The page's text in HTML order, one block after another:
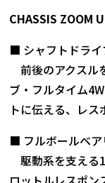
CHASSIS ZOOM
■ シャフトドライ
前後のアクスル
ブ・フルタイム
トに伝える、レス
■ フルボールベア
駆動系を支える